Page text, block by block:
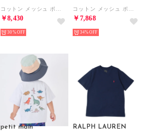
￥8,430
30%
￥7,868
34%
petit main RALPH LAUREN